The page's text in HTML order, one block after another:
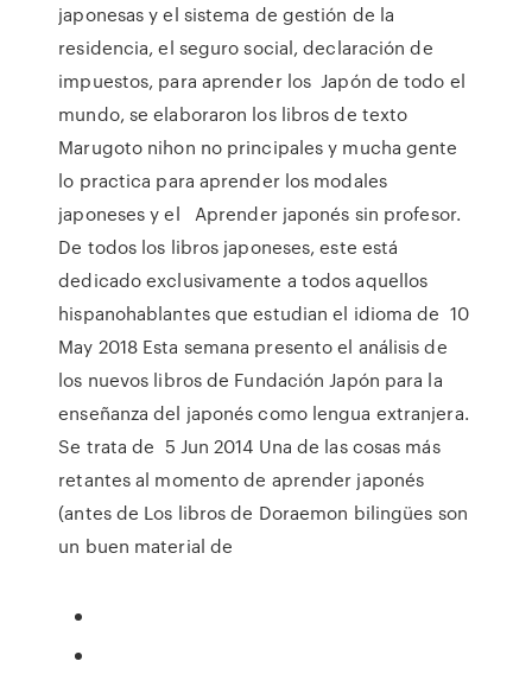
japonesas y el sistema de gestión de la
residencia, el seguro social, declaración de
impuestos, para aprender los Japón de todo el
mundo, se elaboraron los libros de texto
Marugoto nihon no principales y mucha gente
lo practica para aprender los modales
japoneses y el Aprender japonés sin profesor.
De todos los libros japoneses, este está
dedicado exclusivamente a todos aquellos
hispanohablantes que estudian el idioma de 10
May 2018 Esta semana presento el análisis de
los nuevos libros de Fundación Japón para la
enseñanza del japonés como lengua extranjera.
Se trata de 5 Jun 2014 Una de las cosas más
retantes al momento de aprender japonés
(antes de Los libros de Doraemon bilingües son
un buen material de